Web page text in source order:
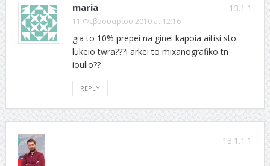
13.1.1
maria
11 Φεβρουαρίου 2010 at 12:16
gia to 10% prepei na ginei kapoia aitisi sto
lukeio twra???i arkei to mixanografiko tn
ioulio??
REPLY
13.1.1.1